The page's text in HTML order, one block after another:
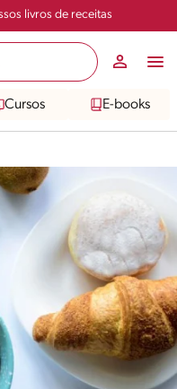
livros de receitas
Cursos E-books